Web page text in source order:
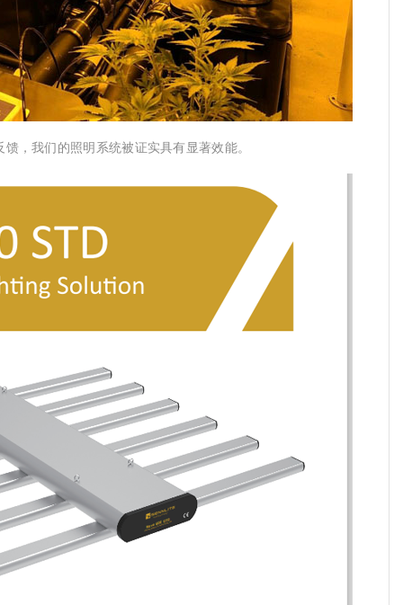
，我们的照明系统被证实具有显著效能。